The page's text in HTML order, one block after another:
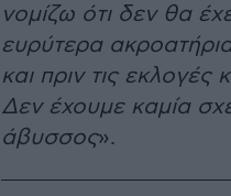
νομίζω ότι δεν θα
ευρύτερα
και πριν τις εκλογές
Δεν έχουμε καμία
άβυσσος».